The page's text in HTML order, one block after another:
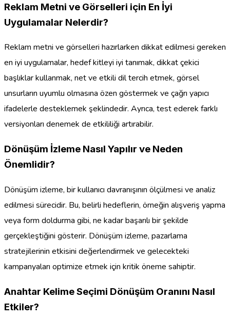
Reklam Metni ve Görselleri için En İyi
Uygulamalar Nelerdir?
Reklam metni ve görselleri hazırlarken dikkat edilmesi gereken
en iyi uygulamalar, hedef kitleyi iyi tanımak, dikkat çekici
başlıklar kullanmak, net ve etkili dil tercih etmek, görsel
unsurların uyumlu olmasına özen göstermek ve çağrı yapıcı
ifadelerle desteklemek şeklindedir. Ayrıca, test ederek farklı
versiyonları denemek de etkililiği artırabilir.
Dönüşüm İzleme Nasıl Yapılır ve Neden
Önemlidir?
Dönüşüm izleme, bir kullanıcı davranışının ölçülmesi ve analiz
edilmesi sürecidir. Bu, belirli hedeflerin, örneğin alışveriş yapma
veya form doldurma gibi, ne kadar başarılı bir şekilde
gerçekleştiğini gösterir. Dönüşüm izleme, pazarlama
stratejilerinin etkisini değerlendirmek ve gelecekteki
kampanyaları optimize etmek için kritik öneme sahiptir.
Anahtar Kelime Seçimi Dönüşüm Oranını Nasıl
Etkiler?